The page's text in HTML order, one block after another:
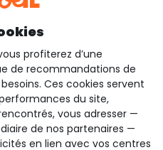
application
profiterez d’une
de recommandations de
Ces cookies servent
du site,
vous adresser —
de nos partenaires —
en lien avec vos centres